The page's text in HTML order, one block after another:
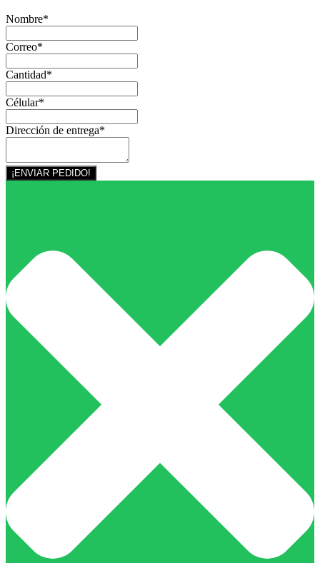
Nombre*
Correo*
Cantidad*
Célular*
Dirección de entrega*
¡ENVIAR PEDIDO!